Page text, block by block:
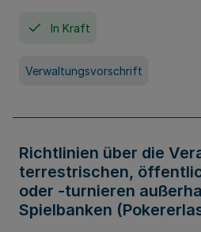
In Kraft
Verwaltungsvorschrift
Richtlinien über die
terrestrischen,
oder -turnieren
Spielbanken